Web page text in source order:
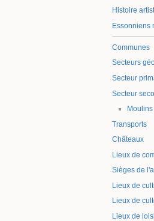
Histoire
Essonniens
Communes
Secteurs
Secteur
Secteur
Moulins
Transports
Châteaux
Lieux de
Sièges de
Lieux de
Lieux de
Lieux de